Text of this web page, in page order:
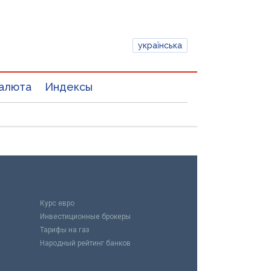
українська
Индексы
Курс евро
Инвестиционные брокеры
Тарифы на газ
Народный рейтинг банков